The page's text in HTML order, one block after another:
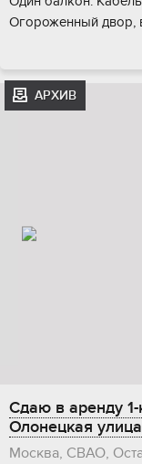
Огороженный двор,
АРХИВ
Сдаю в аренду
Олонецкая
Москва, СВАО,